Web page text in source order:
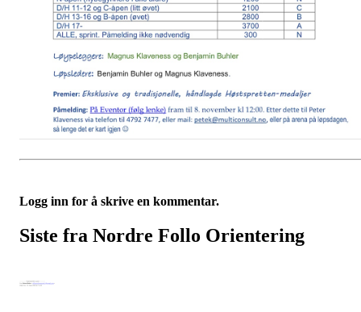
Logg inn for å skrive en kommentar.
Siste fra Nordre Follo Orientering